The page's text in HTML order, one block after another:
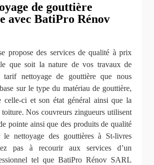
de gouttière
avec BatiPro Rénov
propose des services de qualité à prix
que soit la nature de vos travaux de
tarif nettoyage de gouttière que nous
sur le type du matériau de gouttière,
celle-ci et son état général ainsi que la
Nos couvreurs zingueurs utilisent
pointe ainsi que des produits de qualité
le nettoyage des gouttières à St-livres
pas à recourir aux services d’un
tel que BatiPro Rénov SARL